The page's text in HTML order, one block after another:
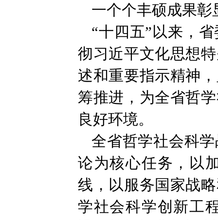
一个个丰硕成果
“十四五”以来，
彻习近平文化思想
述和重要指示精神
筹推进，为全省哲
良好环境。
全省哲学社会科
论为核心任务，以
线，以服务国家战
学社会科学创新工